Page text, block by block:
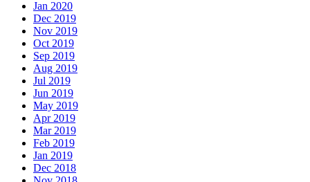
Jan 2020
Dec 2019
Nov 2019
Oct 2019
Sep 2019
Aug 2019
Jul 2019
Jun 2019
May 2019
Apr 2019
Mar 2019
Feb 2019
Jan 2019
Dec 2018